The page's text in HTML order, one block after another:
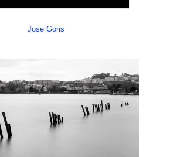
Jose Goris